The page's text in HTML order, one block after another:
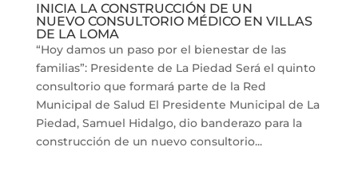
INICIA LA CONSTRUCCIÓN DE UN
NUEVO CONSULTORIO MÉDICO EN VILLAS
DE LA LOMA
“Hoy damos un paso por el bienestar de las
familias”: Presidente de La Piedad Será el quinto
consultorio que formará parte de la Red
Municipal de Salud El Presidente Municipal de La
Piedad, Samuel Hidalgo, dio banderazo para la
construcción de un nuevo consultorio...